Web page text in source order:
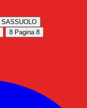
SASSUOLO
8 Pagina 8